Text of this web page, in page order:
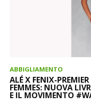
ABBIGLIAMENTO
ALÉ X FENIX-
FEMMES: NUOVA
E IL MOVIMENTO